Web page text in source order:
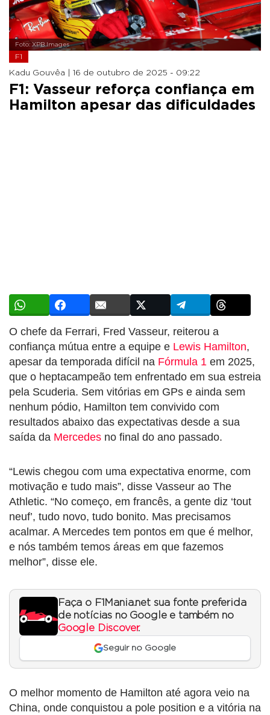
Foto: XPB Images
F1
Kadu Gouvêa | 16 de outubro de 2025 - 09:22
F1: Vasseur reforça confiança em
Hamilton apesar das dificuldades
O chefe da Ferrari, Fred Vasseur, reiterou a
confiança mútua entre a equipe e Lewis Hamilton,
apesar da temporada difícil na Fórmula 1 em 2025,
que o heptacampeão tem enfrentado em sua estreia
pela Scuderia. Sem vitórias em GPs e ainda sem
nenhum pódio, Hamilton tem convivido com
resultados abaixo das expectativas desde a sua
saída da Mercedes no final do ano passado.
“Lewis chegou com uma expectativa enorme, com
motivação e tudo mais”, disse Vasseur ao The
Athletic. “No começo, em francês, a gente diz ‘tout
neuf’, tudo novo, tudo bonito. Mas precisamos
acalmar. A Mercedes tem pontos em que é melhor,
e nós também temos áreas em que fazemos
melhor”, disse ele.
Faça o F1Mania.net sua fonte preferida
de notícias no Google e também no
Google Discover.
Seguir no Google
O melhor momento de Hamilton até agora veio na
China, onde conquistou a pole position e a vitória na